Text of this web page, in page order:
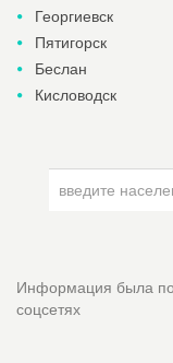
Георгиевск
Пятигорск
Беслан
Кисловодск
Информация была
соцсетях